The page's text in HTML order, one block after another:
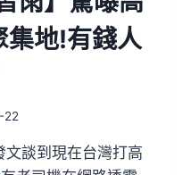
集地!有錢人
22
談到現在台灣打高